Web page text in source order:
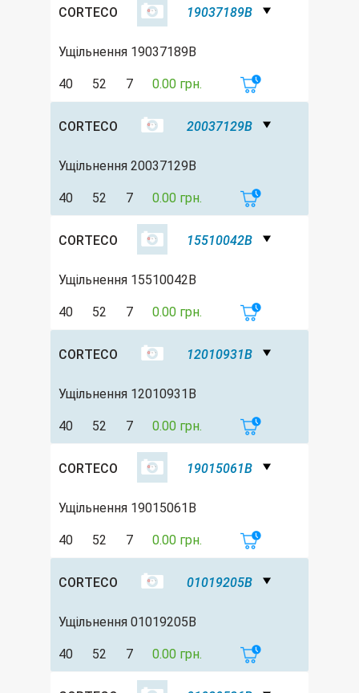
CORTECO 19037189B
Ущільнення 19037189B
40 52 7 0.00 грн.
CORTECO 20037129B
Ущільнення 20037129B
40 52 7 0.00 грн.
CORTECO 15510042B
Ущільнення 15510042B
40 52 7 0.00 грн.
CORTECO 12010931B
Ущільнення 12010931B
40 52 7 0.00 грн.
CORTECO 19015061B
Ущільнення 19015061B
40 52 7 0.00 грн.
CORTECO 01019205B
Ущільнення 01019205B
40 52 7 0.00 грн.